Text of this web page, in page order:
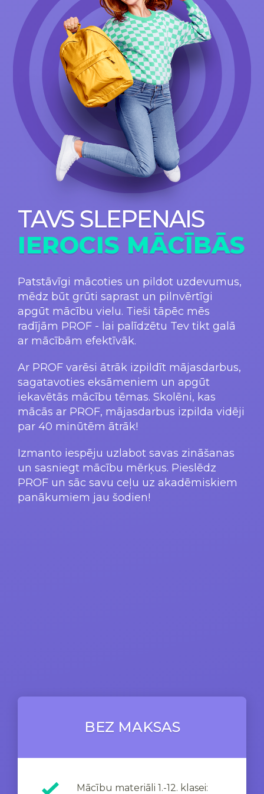
TAVS SLEPENAIS
IEROCIS MĀCĪBĀS
Patstāvīgi mācoties un pildot uzdevumus,
mēdz būt grūti saprast un pilnvērtīgi
apgūt mācību vielu. Tieši tāpēc mēs
radījām PROF - lai palīdzētu Tev tikt galā
ar mācībām efektīvāk.
Ar PROF varēsi ātrāk izpildīt mājasdarbus,
sagatavoties eksāmeniem un apgūt
iekavētās mācību tēmas. Skolēni, kas
mācās ar PROF, mājasdarbus izpilda vidēji
par 40 minūtēm ātrāk!
Izmanto iespēju uzlabot savas zināšanas
un sasniegt mācību mērķus. Pieslēdz
PROF un sāc savu ceļu uz akadēmiskiem
panākumiem jau šodien!
BEZ MAKSAS
Mācību materiāli 1.-12. klasei: